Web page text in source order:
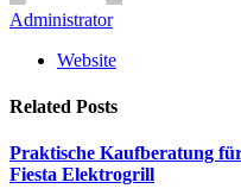
Administrator
Website
Related Posts
Praktische Kaufberatung
Fiesta Elektrogrill